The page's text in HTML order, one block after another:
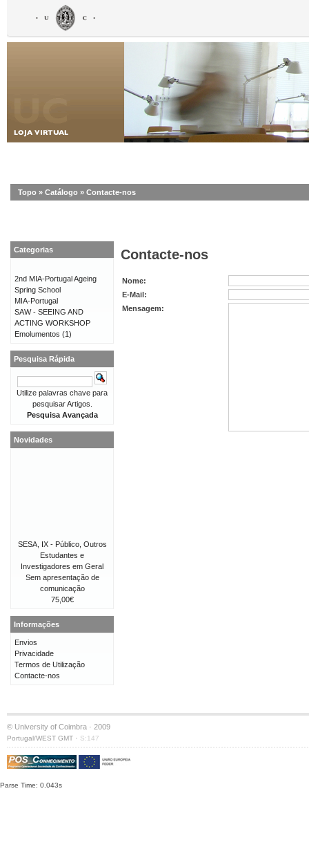
Topo » Catálogo » Contacte-nos
Contacte-nos
Nome:
E-Mail:
Mensagem:
Categorias
2nd MIA-Portugal Ageing
Spring School
MIA-Portugal
SAW - SEEING AND
ACTING WORKSHOP
Emolumentos (1)
Pesquisa Rápida
Utilize palavras chave para
pesquisar Artigos.
Pesquisa Avançada
Novidades
SESA, IX - Público, Outros
Estudantes e
Investigadores em Geral
Sem apresentação de
comunicação
75,00€
Informações
Envios
Privacidade
Termos de Utilização
Contacte-nos
© University of Coimbra · 2009
Portugal/WEST GMT · S:147
Parse Time: 0.043s